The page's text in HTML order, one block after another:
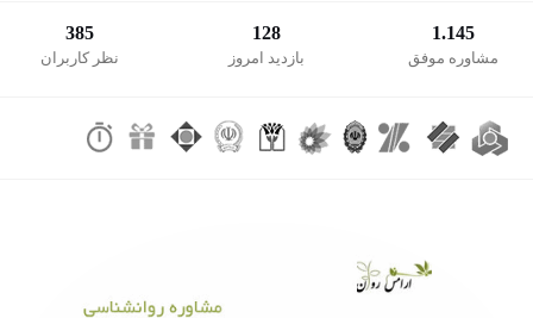
1.145
مشاوره موفق
128
بازدید امروز
385
نظر کاربران